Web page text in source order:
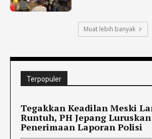
Muat lebih banyak
Terpopuler
Tegakkan Keadilan Meski
Runtuh, PH Jepang
Penerimaan Laporan Polisi